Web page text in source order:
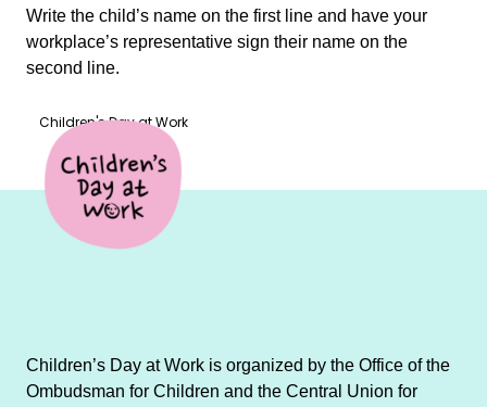
Write the child’s name on the first line and have your
workplace’s representative sign their name on the
second line.
Children's Day at Work
Children’s Day at Work is organized by the Office of the
Ombudsman for Children and the Central Union for